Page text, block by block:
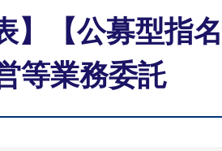
】【公募型指
等業務委託